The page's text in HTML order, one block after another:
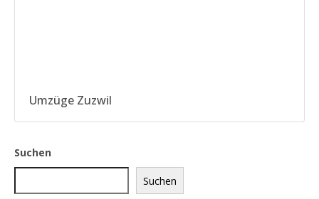
Umzüge Zuzwil
Suchen
Suchen